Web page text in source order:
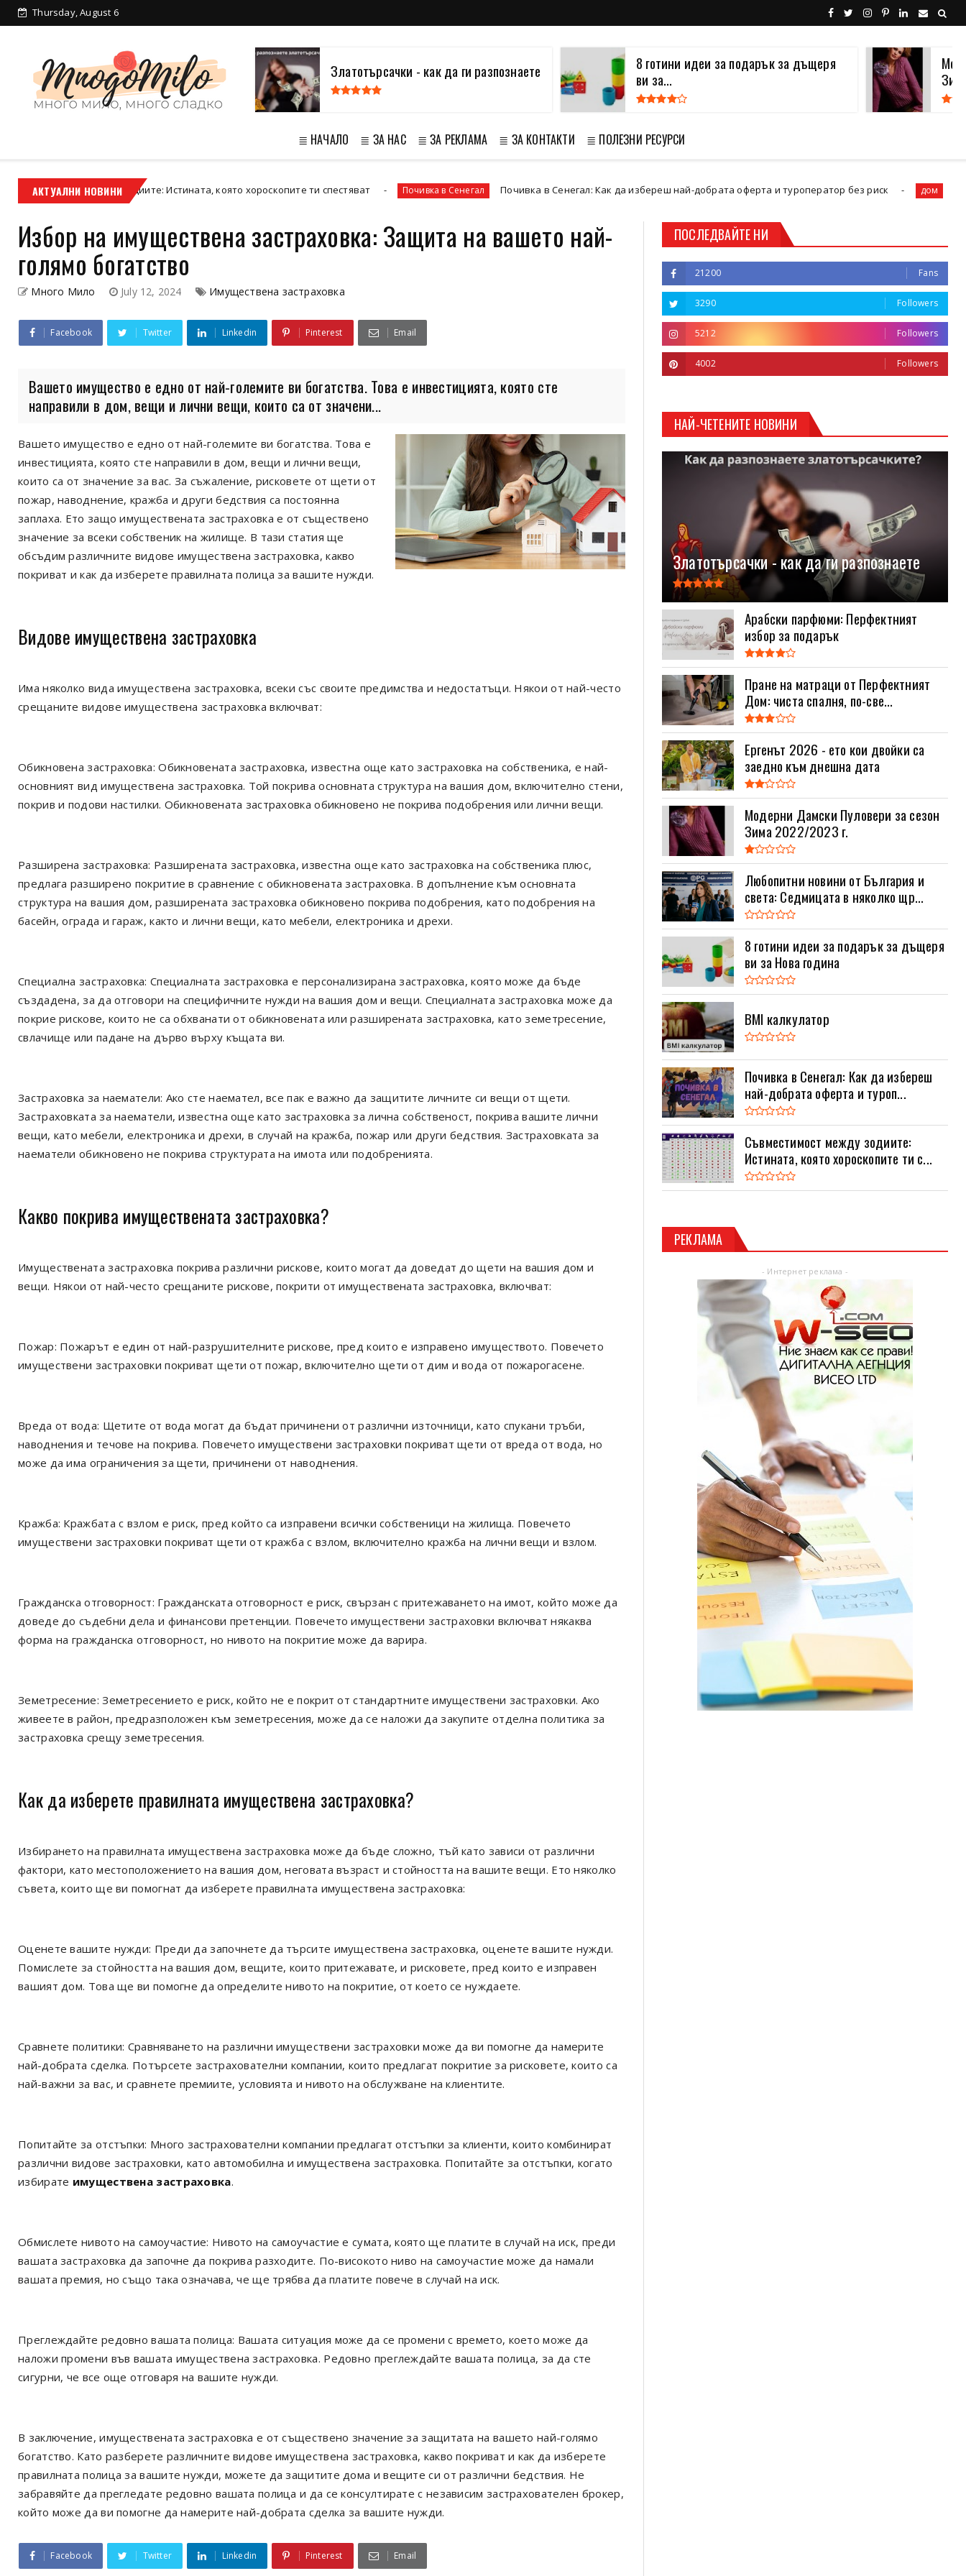
Thursday, August 6
Златотърсачки - как да ги разпознаете
8 готини идеи за подарък за дъщеря
ви за...
≣ НАЧАЛО ≣ ЗА НАС ≣ ЗА РЕКЛАМА ≣ ЗА КОНТАКТИ ≣ ПОЛЕЗНИ РЕСУРСИ
АКТУАЛНИ НОВИНИ
между зодиите: Истината, която хороскопите ти спестяват Почивка в Сенегал Почивка в Сенегал: Как да избереш най-добрата оферта и туроператор без риск дом Пране на
Избор на имуществена застраховка: Защита на вашето най-
голямо богатство
Много Мило July 12, 2024 Имуществена застраховка
Facebook Twitter Linkedin Pinterest Email
Вашето имущество е едно от най-големите ви богатства. Това е инвестицията, която сте
направили в дом, вещи и лични вещи, които са от значени...
Вашето имущество е едно от най-големите ви богатства. Това е
инвестицията, която сте направили в дом, вещи и лични вещи,
които са от значение за вас. За съжаление, рисковете от щети от
пожар, наводнение, кражба и други бедствия са постоянна
заплаха. Ето защо имуществената застраховка е от съществено
значение за всеки собственик на жилище. В тази статия ще
обсъдим различните видове имуществена застраховка, какво
покриват и как да изберете правилната полица за вашите нужди.
Видове имуществена застраховка
Има няколко вида имуществена застраховка, всеки със своите предимства и недостатъци. Някои от най-често
срещаните видове имуществена застраховка включват:
Обикновена застраховка: Обикновената застраховка, известна още като застраховка на собственика, е най-
основният вид имуществена застраховка. Той покрива основната структура на вашия дом, включително стени,
покрив и подови настилки. Обикновената застраховка обикновено не покрива подобрения или лични вещи.
Разширена застраховка: Разширената застраховка, известна още като застраховка на собственика плюс,
предлага разширено покритие в сравнение с обикновената застраховка. В допълнение към основната
структура на вашия дом, разширената застраховка обикновено покрива подобрения, като подобрения на
басейн, ограда и гараж, както и лични вещи, като мебели, електроника и дрехи.
Специална застраховка: Специалната застраховка е персонализирана застраховка, която може да бъде
създадена, за да отговори на специфичните нужди на вашия дом и вещи. Специалната застраховка може да
покрие рискове, които не са обхванати от обикновената или разширената застраховка, като земетресение,
свлачище или падане на дърво върху къщата ви.
Застраховка за наематели: Ако сте наемател, все пак е важно да защитите личните си вещи от щети.
Застраховката за наематели, известна още като застраховка за лична собственост, покрива вашите лични
вещи, като мебели, електроника и дрехи, в случай на кражба, пожар или други бедствия. Застраховката за
наематели обикновено не покрива структурата на имота или подобренията.
Какво покрива имуществената застраховка?
Имуществената застраховка покрива различни рискове, които могат да доведат до щети на вашия дом и
вещи. Някои от най-често срещаните рискове, покрити от имуществената застраховка, включват:
Пожар: Пожарът е един от най-разрушителните рискове, пред които е изправено имуществото. Повечето
имуществени застраховки покриват щети от пожар, включително щети от дим и вода от пожарогасене.
Вреда от вода: Щетите от вода могат да бъдат причинени от различни източници, като спукани тръби,
наводнения и течове на покрива. Повечето имуществени застраховки покриват щети от вреда от вода, но
може да има ограничения за щети, причинени от наводнения.
Кражба: Кражбата с взлом е риск, пред който са изправени всички собственици на жилища. Повечето
имуществени застраховки покриват щети от кражба с взлом, включително кражба на лични вещи и взлом.
Гражданска отговорност: Гражданската отговорност е риск, свързан с притежаването на имот, който може да
доведе до съдебни дела и финансови претенции. Повечето имуществени застраховки включват някаква
форма на гражданска отговорност, но нивото на покритие може да варира.
Земетресение: Земетресението е риск, който не е покрит от стандартните имуществени застраховки. Ако
живеете в район, предразположен към земетресения, може да се наложи да закупите отделна политика за
застраховка срещу земетресения.
Как да изберете правилната имуществена застраховка?
Избирането на правилната имуществена застраховка може да бъде сложно, тъй като зависи от различни
фактори, като местоположението на вашия дом, неговата възраст и стойността на вашите вещи. Ето няколко
съвета, които ще ви помогнат да изберете правилната имуществена застраховка:
Оценете вашите нужди: Преди да започнете да търсите имуществена застраховка, оценете вашите нужди.
Помислете за стойността на вашия дом, вещите, които притежавате, и рисковете, пред които е изправен
вашият дом. Това ще ви помогне да определите нивото на покритие, от което се нуждаете.
Сравнете политики: Сравняването на различни имуществени застраховки може да ви помогне да намерите
най-добрата сделка. Потърсете застрахователни компании, които предлагат покритие за рисковете, които са
най-важни за вас, и сравнете премиите, условията и нивото на обслужване на клиентите.
Попитайте за отстъпки: Много застрахователни компании предлагат отстъпки за клиенти, които комбинират
различни видове застраховки, като автомобилна и имуществена застраховка. Попитайте за отстъпки, когато
избирате имуществена застраховка.
Обмислете нивото на самоучастие: Нивото на самоучастие е сумата, която ще платите в случай на иск, преди
вашата застраховка да започне да покрива разходите. По-високото ниво на самоучастие може да намали
вашата премия, но също така означава, че ще трябва да платите повече в случай на иск.
Преглеждайте редовно вашата полица: Вашата ситуация може да се промени с времето, което може да
наложи промени във вашата имуществена застраховка. Редовно преглеждайте вашата полица, за да сте
сигурни, че все още отговаря на вашите нужди.
В заключение, имуществената застраховка е от съществено значение за защитата на вашето най-голямо
богатство. Като разберете различните видове имуществена застраховка, какво покриват и как да изберете
правилната полица за вашите нужди, можете да защитите дома и вещите си от различни бедствия. Не
забравяйте да прегледате редовно вашата полица и да се консултирате с независим застрахователен брокер,
който може да ви помогне да намерите най-добрата сделка за вашите нужди.
Facebook Twitter Linkedin Pinterest Email
ПОСЛЕДВАЙТЕ НИ
21200 Fans
3290 Followers
5212 Followers
4002 Followers
НАЙ-ЧЕТЕНИТЕ НОВИНИ
Златотърсачки - как да ги разпознаете
Арабски парфюми: Перфектният
избор за подарък
Пране на матраци от Перфектният
Дом: чиста спалня, по-све...
Ергенът 2026 - ето кои двойки са
заедно към днешна дата
Модерни Дамски Пуловери за сезон
Зима 2022/2023 г.
Любопитни новини от България и
света: Седмицата в няколко щр...
8 готини идеи за подарък за дъщеря
ви за Нова година
BMI калкулатор
Почивка в Сенегал: Как да избереш
най-добрата оферта и туроп...
Съвместимост между зодиите:
Истината, която хороскопите ти с...
РЕКЛАМА
- Интернет реклама -